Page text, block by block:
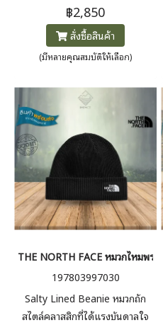
TEX® ที่ทนทานเป็นพิเศษ กันน้ำ
และลมแรงได้อย่างดีเยี่ยม
฿2,850
สั่งซื้อสินค้า
(มีหลายคุณสมบัติให้เลือก)
THE NORTH FACE หมวกไหมพร
197803997030
Salty Lined Beanie หมวกถัก
สไตล์คลาสสิกที่ได้แรงบันดาลใจ